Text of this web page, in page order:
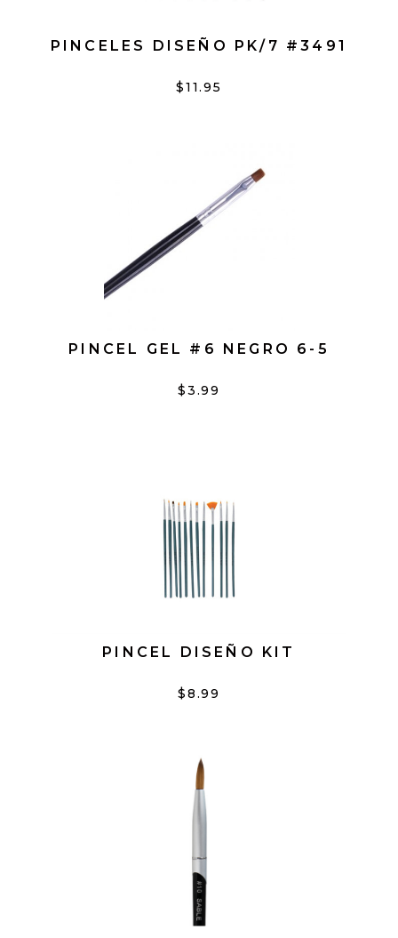
PINCELES DISEÑO PK/7 #3491
$11.95
PINCEL GEL #6 NEGRO 6-5
$3.99
PINCEL DISEÑO KIT
$8.99